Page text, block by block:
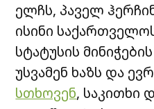
ელჩს, პაველ
ისინი
სტატუსის
უსვამენ ხაზს და
სთხოვენ, საკითხი